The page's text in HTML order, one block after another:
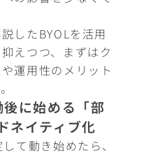
したBYOLを活用
えつつ、まずはク
運用性のメリット
に始める「部
ネイティブ化
て動き始めたら、